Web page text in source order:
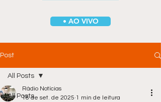
• AO VIVO
Post
All Posts
All Posts
Rádio Notícias
18 de set. de 2025 1 min de leitura